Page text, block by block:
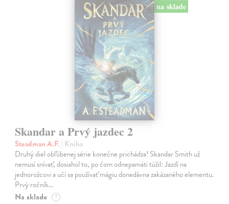
na sklade
Skandar a Prvý jazdec 2
Steadman A.F. | Kniha
Druhý diel obľúbenej série konečne prichádza! Skandar Smith už
nemusí snívať, dosiahol to, po čom odnepamäti túžil: Jazdí na
jednorožcovi a učí sa používať mágiu donedávna zakázaného elementu.
Prvý ročník…
Na sklade ?